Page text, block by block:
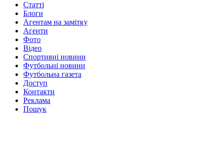
Статті
Блоги
Агентам на замітку
Агенти
Фото
Відео
Спортивні новини
Футбольні новини
Футбольна газета
Доступ
Контакти
Реклама
Пошук